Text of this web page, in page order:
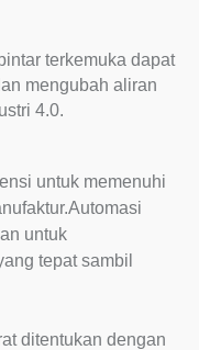
terkemuka dapat
mengubah aliran
4.0.
untuk memenuhi
untuk
tepat sambil
ditentukan dengan